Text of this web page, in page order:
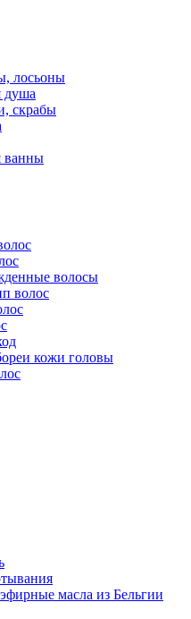
лосьоны
душа
скрабы
ванны
волосы
волос
кожи головы
масла из Бельгии